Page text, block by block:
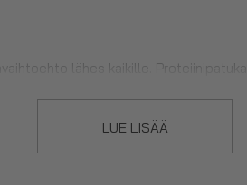
lähes kaikille.
tai voit syödä niitä
LUE LISÄÄ